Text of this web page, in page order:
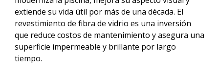
extiende su vida útil por más de una década. El
revestimiento de fibra de vidrio es una inversión
que reduce costos de mantenimiento y asegura una
superficie impermeable y brillante por largo
tiempo.